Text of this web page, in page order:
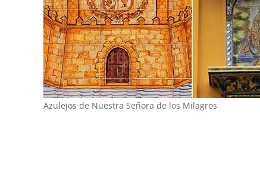
Azulejos de Nuestra Señora de los Milagros